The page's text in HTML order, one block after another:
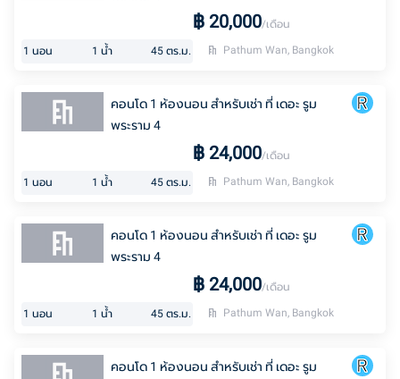
฿ 20,000/เดือน
1 นอน 1 น้ำ 45 ตร.ม. Pathum Wan, Bangkok
คอนโด 1 ห้องนอน สำหรับเช่า ที่ เดอะ รูม
พระราม 4
฿ 24,000/เดือน
1 นอน 1 น้ำ 45 ตร.ม. Pathum Wan, Bangkok
คอนโด 1 ห้องนอน สำหรับเช่า ที่ เดอะ รูม
พระราม 4
฿ 24,000/เดือน
1 นอน 1 น้ำ 45 ตร.ม. Pathum Wan, Bangkok
คอนโด 1 ห้องนอน สำหรับเช่า ที่ เดอะ รูม